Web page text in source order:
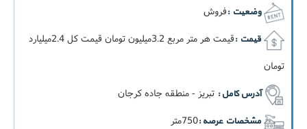
وضعیت :فروش
قیمت :
قيمت هر متر مربع 3.2ميليون تومان قيمت کل 2.4ميليارد
تومان
آدرس کامل : تبریز - منطقه جاده کرجان
مشخصات عرصه :750متر